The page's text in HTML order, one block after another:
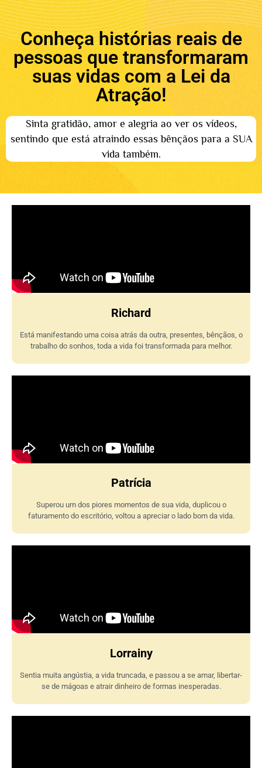
Conheça histórias reais de
pessoas que transformaram
suas vidas com a Lei da
Atração!
Sinta gratidão, amor e alegria ao ver os vídeos,
sentindo que está atraindo essas bênçãos para a SUA
vida também.
Richard
Está manifestando uma coisa atrás da outra, presentes, bênçãos, o
trabalho do sonhos, toda a vida foi transformada para melhor.
Patrícia
Superou um dos piores momentos de sua vida, duplicou o
faturamento do escritório, voltou a apreciar o lado bom da vida.
Lorrainy
Sentia muita angústia, a vida truncada, e passou a se amar, libertar-
se de mágoas e atrair dinheiro de formas inesperadas.